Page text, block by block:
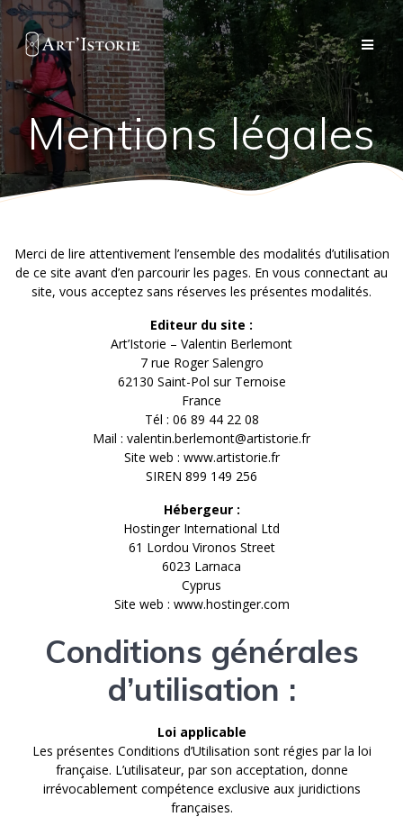
Passer
au
contenu
Mentions légales
Merci de lire attentivement l’ensemble des modalités d’utilisation
de ce site avant d’en parcourir les pages. En vous connectant au
site, vous acceptez sans réserves les présentes modalités.
Editeur du site :
Art’Istorie – Valentin Berlemont
7 rue Roger Salengro
62130 Saint-Pol sur Ternoise
France
Tél : 06 89 44 22 08
Mail : valentin.berlemont@artistorie.fr
Site web : www.artistorie.fr
SIREN 899 149 256
Hébergeur :
Hostinger International Ltd
61 Lordou Vironos Street
6023 Larnaca
Cyprus
Site web : www.hostinger.com
Conditions générales
d’utilisation :
Loi applicable
Les présentes Conditions d’Utilisation sont régies par la loi
française. L’utilisateur, par son acceptation, donne
irrévocablement compétence exclusive aux juridictions
françaises.